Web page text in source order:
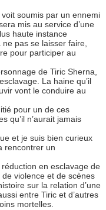
soumis par un ennemi
mis au service d’une
haute instance
pas se laisser faire,
pour participer au
de Tiric Sherna,
La haine qu’il
vont le conduire au
pour un de ces
qu’il n’aurait jamais
et je suis bien curieux
rencontrer un
en esclavage de
violence et de scènes
sur la relation d’une
entre Tiric et d’autres
mortelles.